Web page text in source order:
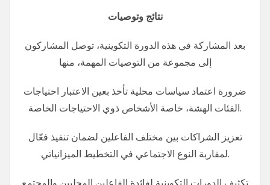
نتائج وتوصيات
بعد المشاركة في هذه الدورة التكوينية، توصل المشاركون
إلى مجموعة من التوصيات المهمة، منها
ضرورة اعتماد سياسات محلية تأخذ بعين الاعتبار احتياجات
الفئات الهشة، خاصة الأشخاص ذوي الاحتياجات الخاصة.
تعزيز الشراكات بين مختلف الفاعلين لضمان تنفيذ فعّال
لمقاربة النوع الاجتماعي في التخطيط الميزانياتي.